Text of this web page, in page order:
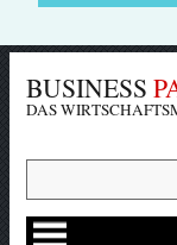
BUSINESS
DAS